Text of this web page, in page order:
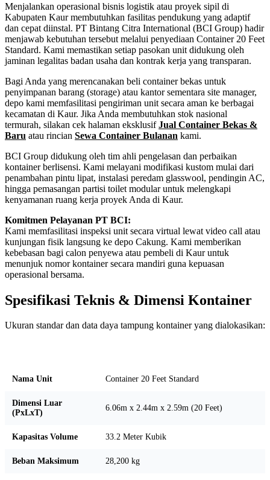
Menjalankan operasional bisnis logistik atau proyek sipil di
Kabupaten Kaur membutuhkan fasilitas pendukung yang adaptif
dan cepat diinstal. PT Bintang Citra International (BCI Group) hadir
menjawab kebutuhan tersebut melalui penyediaan Container 20 Feet
Standard. Kami memastikan setiap pasokan unit didukung oleh
jaminan legalitas badan usaha dan kontrak kerja yang transparan.
Bagi Anda yang merencanakan beli container bekas untuk
penyimpanan barang (storage) atau kantor sementara site manager,
depo kami memfasilitasi pengiriman unit secara aman ke berbagai
kecamatan di Kaur. Jika Anda membutuhkan stok nasional
termurah, silakan cek halaman eksklusifJual Container Bekas &
Baru atau rincian Sewa Container Bulanan kami.
BCI Group didukung oleh tim ahli pengelasan dan perbaikan
kontainer berlisensi. Kami melayani modifikasi kustom mulai dari
penambahan pintu lipat, instalasi peredam glasswool, pendingin AC,
hingga pemasangan partisi toilet modular untuk melengkapi
kenyamanan ruang kerja proyek Anda di Kaur.
Komitmen Pelayanan PT BCI:
Kami memfasilitasi inspeksi unit secara virtual lewat video call atau
kunjungan fisik langsung ke depo Cakung. Kami memberikan
kebebasan bagi calon penyewa atau pembeli di Kaur untuk
menunjuk nomor kontainer secara mandiri guna kepuasan
operasional bersama.
Spesifikasi Teknis & Dimensi Kontainer
Ukuran standar dan data daya tampung kontainer yang dialokasikan:
Nama Unit Container 20 Feet Standard
Dimensi Luar
(PxLxT)
6.06m x 2.44m x 2.59m (20 Feet)
Kapasitas Volume 33.2 Meter Kubik
Beban Maksimum 28,200 kg